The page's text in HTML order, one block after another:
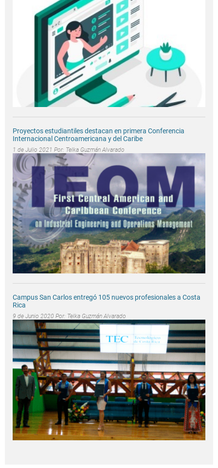
Proyectos estudiantiles destacan en primera Conferencia
Internacional Centroamericana y del Caribe
1 de Julio 2021 Por: Telka Guzmán Alvarado
Campus San Carlos entregó 105 nuevos profesionales a Costa
Rica
9 de Junio 2020 Por: Telka Guzmán Alvarado